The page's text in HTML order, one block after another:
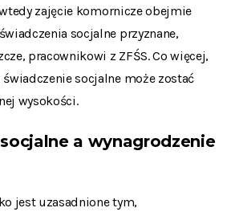
zajęcie komornicze obejmie
socjalne przyznane,
pracownikowi z ZFŚS. Co więcej,
socjalne może zostać
wysokości.
a wynagrodzenie
jest uzasadnione tym,